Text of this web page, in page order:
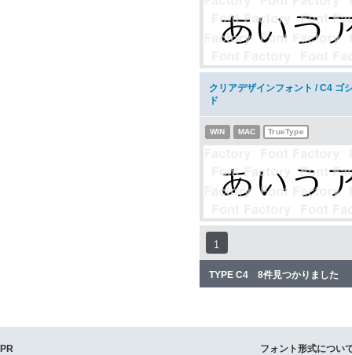
クリアデザインフォント / C4 ゴ
ド
WIN MAC TrueType
1
TYPE C4 8件見つかりました
PR フォント形式につい